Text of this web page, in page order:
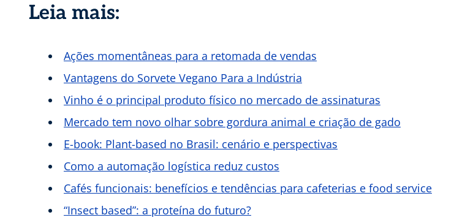
Leia mais:
Ações momentâneas para a retomada de vendas
Vantagens do Sorvete Vegano Para a Indústria
Vinho é o principal produto físico no mercado de assinaturas
Mercado tem novo olhar sobre gordura animal e criação de gado
E-book: Plant-based no Brasil: cenário e perspectivas
Como a automação logística reduz custos
Cafés funcionais: benefícios e tendências para cafeterias e food service
“Insect based”: a proteína do futuro?